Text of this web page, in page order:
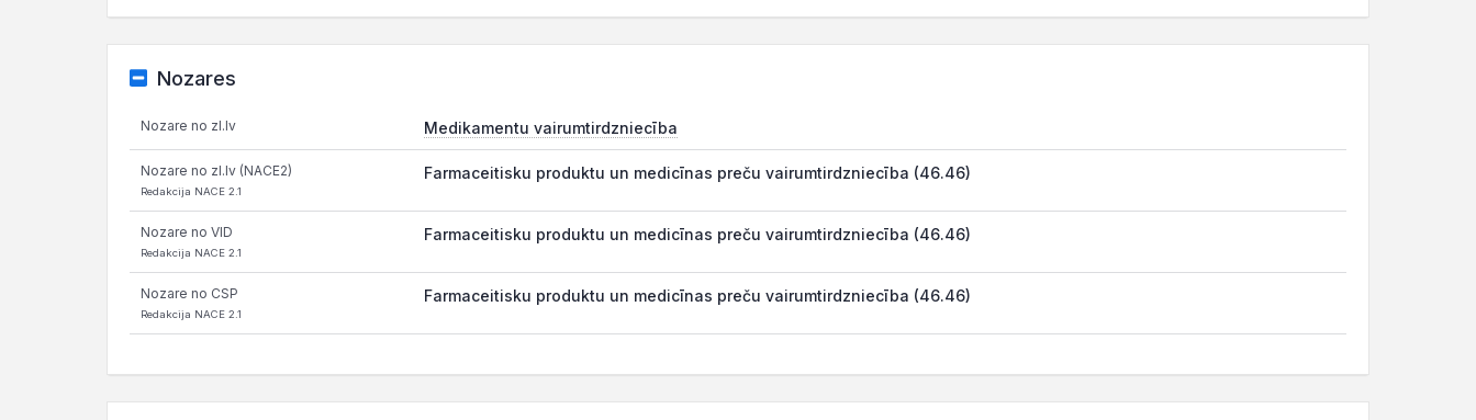
Nozares
Nozare no zl.lv Medikamentu vairumtirdzniecība
Nozare no zl.lv (NACE2)
Redakcija NACE 2.1
Farmaceitisku produktu un medicīnas preču vairumtirdzniecība (46.46)
Nozare no VID
Redakcija NACE 2.1
Farmaceitisku produktu un medicīnas preču vairumtirdzniecība (46.46)
Nozare no CSP
Redakcija NACE 2.1
Farmaceitisku produktu un medicīnas preču vairumtirdzniecība (46.46)